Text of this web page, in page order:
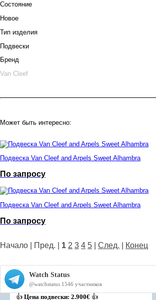
Состояние
Новое
Тип изделия
Подвески
Бренд
Van Cleef
Может быть интересно:
Подвеска Van Cleef and Arpels Sweet Alhambra
По запросу
Подвеска Van Cleef and Arpels Sweet Alhambra
По запросу
Начало | Пред. | 1 2 3 4 5 След. Конец